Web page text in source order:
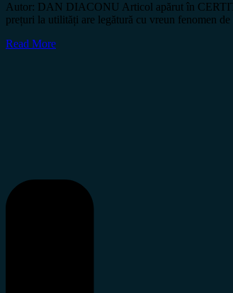
Autor: DAN DIACONU Articol apărut în
prețuri la utilități are legătură cu vreun fenomen
Read More